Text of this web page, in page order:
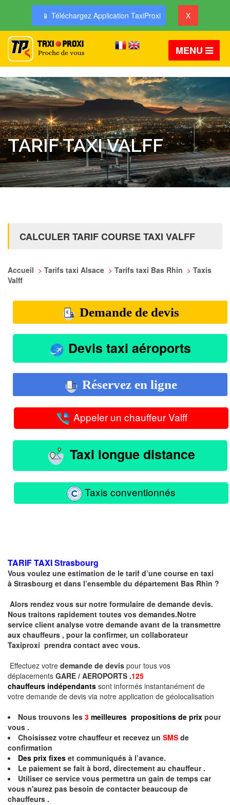
📱 Téléchargez Application TaxiProxi X
MENU
TARIF TAXI VALFF
CALCULER TARIF COURSE TAXI VALFF
Accueil > Tarifs taxi Alsace > Tarifs taxi Bas Rhin > Taxis
Valff
Demande de devis
Devis taxi aéroports
Réservez en ligne
Appeler un chauffeur Valff
Taxi longue distance
Taxis conventionnés
TARIF TAXIStrasbourg
Vous voulez une estimation de le tarif d’une course en taxi
à Strasbourg et dans l’ensemble du département Bas Rhin ?
Alors rendez vous sur notre formulaire de demande devis.
Nous traitons rapidement toutes vos demandes.Notre
service client analyse votre demande avant de la transmettre
aux chauffeurs , pour la confirmer, un collaborateur
Taxiproxi prendra contact avec vous.
Effectuez votre demande de devis pour tous vos
déplacements GARE / AEROPORTS .125
chauffeurs indépendants sont informés instantanément de
votre demande de devis via notre application de géolocalisation
Nous trouvons les 3 meilleures propositions de prix pour
vous .
Choisissez votre chauffeur et recevez un SMS de
confirmation
Des prix fixes et communiqués à l’avance.
Le paiement se fait à bord, directement au chauffeur .
Utiliser ce service vous permettra un gain de temps car
vous n'aurez pas besoin de contacter beaucoup de
chauffeurs .